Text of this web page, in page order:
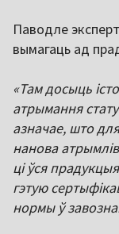
Паводле
вымагаць ад
«Там досыць
атрымання
азначае, што
нанова
ці ўся
гэтую
нормы ў